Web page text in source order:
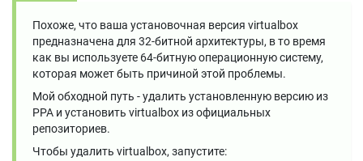
Похоже, что ваша установочная версия virtualbox
предназначена для 32-битной архитектуры, в то время
как вы используете 64-битную операционную систему,
которая может быть причиной этой проблемы.
Мой обходной путь - удалить установленную версию из
PPA и установить virtualbox из официальных
репозиториев.
Чтобы удалить virtualbox, запустите: